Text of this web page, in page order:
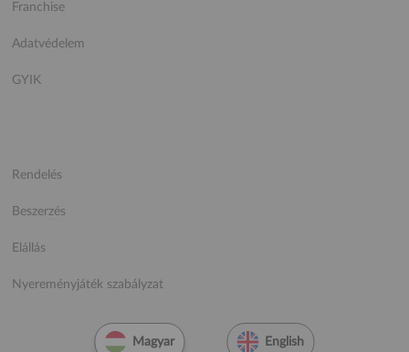
Franchise
Adatvédelem
GYIK
Rendelés
Beszerzés
Elállás
Nyereményjáték szabályzat
Magyar English